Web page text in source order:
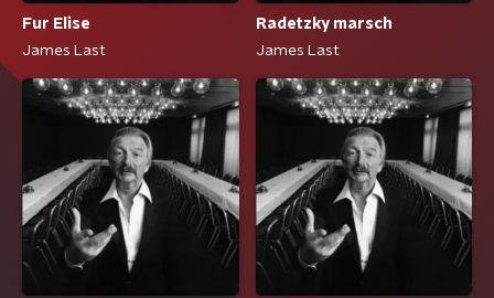
Fur Elise
James Last
Radetzky marsch
James Last